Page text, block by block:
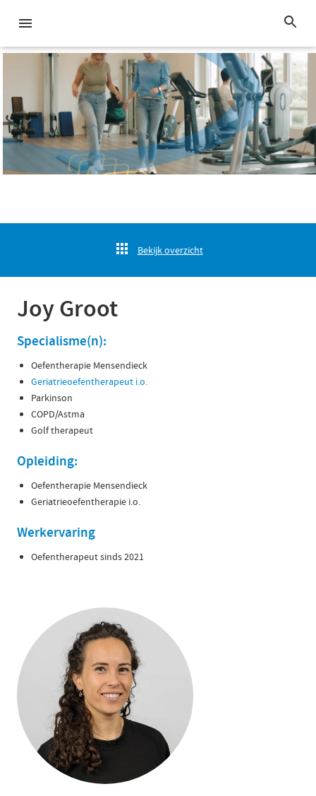
Bekijk overzicht
Joy Groot
Specialisme(n):
Oefentherapie Mensendieck
Geriatrieoefentherapeut i.o.
Parkinson
COPD/Astma
Golf therapeut
Opleiding:
Oefentherapie Mensendieck
Geriatrieoefentherapie i.o.
Werkervaring
Oefentherapeut sinds 2021